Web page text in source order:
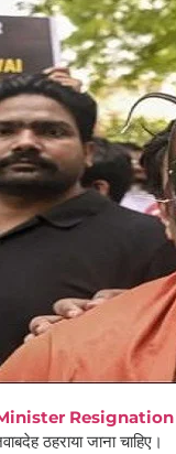
Resignation
ठहराया जाना चाहिए।